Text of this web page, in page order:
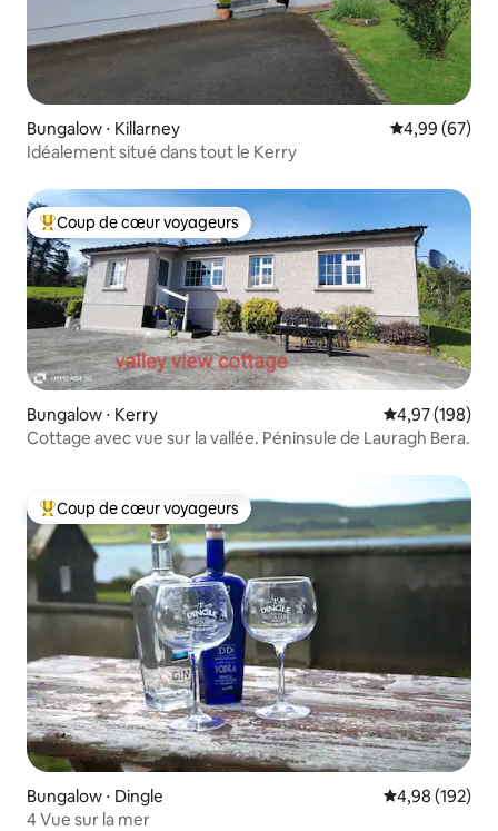
Bungalow ⋅ Killarney Évaluation
4,99 (67)
Idéalement situé dans tout le Kerry
Coups de cœur voyageurs les plus appréciés
Coup de cœur voyageurs
Bungalow ⋅ Kerry Évaluation
4,97 (198)
Cottage avec vue sur la vallée. Péninsule de Lauragh Bera.
Coups de cœur voyageurs les plus appréciés
Coup de cœur voyageurs
Bungalow ⋅ Dingle Évaluation
4,98 (192)
4 Vue sur la mer